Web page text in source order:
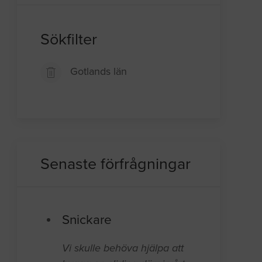
Sökfilter
Gotlands län
Senaste förfrågningar
Snickare
Vi skulle behöva hjälpa att